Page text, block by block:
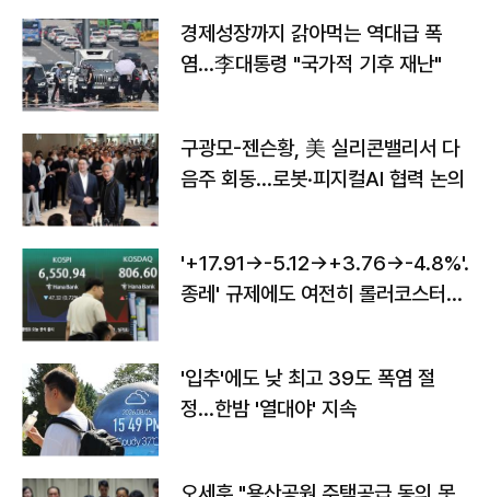
경제성장까지 갉아먹는 역대급 폭
염…李대통령 "국가적 기후 재난"
구광모-젠슨황, 美 실리콘밸리서 다
음주 회동…로봇·피지컬AI 협력 논의
'+17.91→-5.12→+3.76→-4.8%'…'
종레' 규제에도 여전히 롤러코스터
'입추'에도 낮 최고 39도 폭염 절
정…한밤 '열대야' 지속